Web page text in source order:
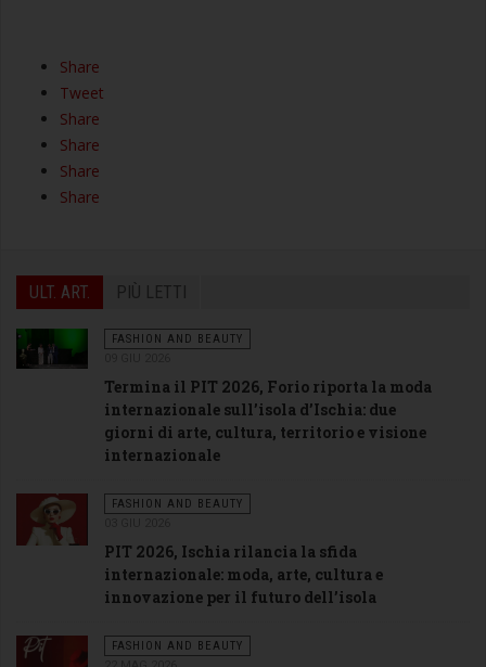
Share
Tweet
Share
Share
Share
Share
ULT. ART. PIÙ LETTI
FASHION AND BEAUTY
Termina il PIT 2026, Forio riporta la moda
internazionale sull’isola d’Ischia: due
giorni di arte, cultura, territorio e visione
internazionale
FASHION AND BEAUTY
PIT 2026, Ischia rilancia la sfida
internazionale: moda, arte, cultura e
innovazione per il futuro dell’isola
FASHION AND BEAUTY